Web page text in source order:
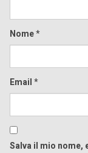
Nome*
Email*
Salva il mio nome,